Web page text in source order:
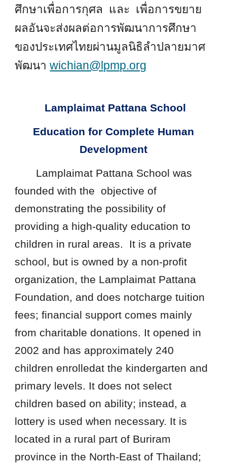
ศึกษาเพื่อการกุศล และ เพื่อการขยาย
ผลอันจะส่งผลต่อการพัฒนาการศึกษา
ของประเทศไทยผ่านมูลนิธิลำปลายมาศ
พัฒนา wichian@lpmp.org
Lamplaimat Pattana School
Education for Complete Human
Development
Lamplaimat Pattana School was
founded with the objective of
demonstrating the possibility of
providing a high-quality education to
children in rural areas. It is a private
school, but is owned by a non-profit
organization, the Lamplaimat Pattana
Foundation, and does notcharge tuition
fees; financial support comes mainly
from charitable donations. It opened in
2002 and has approximately 240
children enrolledat the kindergarten and
primary levels. It does not select
children based on ability; instead, a
lottery is used when necessary. It is
located in a rural part of Buriram
province in the North-East of Thailand;